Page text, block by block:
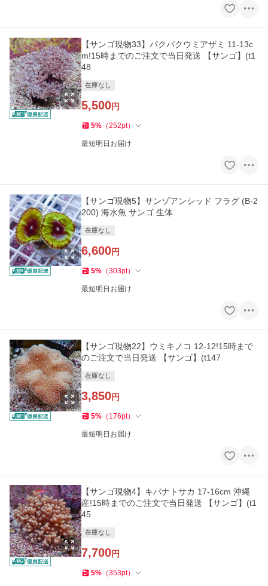
【サンゴ現物33】パクパクウミアザミ 11-13c
m!15時までのご注文で当日発送 【サンゴ】(t1
48
在庫なし
5,500円
5% （252pt）
最短明日お届け
【サンゴ現物5】サンゾアンシッド フラグ (B-2
200) 海水魚 サンゴ 生体
在庫なし
6,600円
5% （303pt）
最短明日お届け
【サンゴ現物22】ウミキノコ 12-12!15時まで
のご注文で当日発送 【サンゴ】(t147
在庫なし
3,850円
5% （ 176pt）
最短明日お届け
【サンゴ現物4】キバナトサカ 17-16cm 沖縄
産!15時までのご注文で当日発送 【サンゴ】(t1
45
在庫なし
7,700円
5% （353pt）